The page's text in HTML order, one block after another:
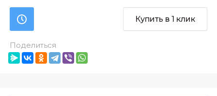
Купить в 1 клик
Поделиться